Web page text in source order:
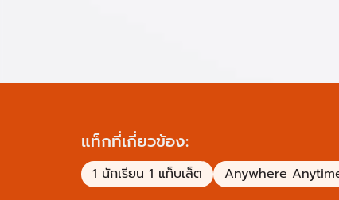
มอบให้ปลัดกระทรวงศึกษาธิการ เสนอขอกร
อ้างอิง
แท็กที่เกี่ยวข้อง:
1 นักเรียน 1 แท็บเล็ต Anywhere